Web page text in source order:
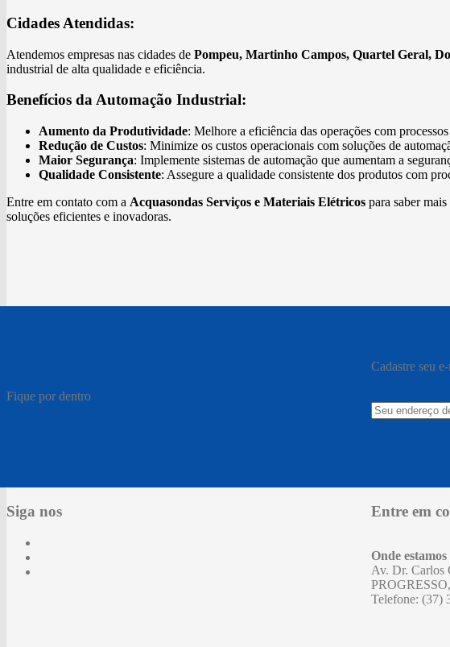
Cidades Atendidas:
Atendemos empresas nas cidades de Pompeu, Martinho Campos, Quartel Geral,
industrial de alta qualidade e eficiência.
Benefícios da Automação Industrial:
Aumento da Produtividade: Melhore a eficiência das operações com
Redução de Custos: Minimize os custos operacionais com soluções de
Maior Segurança: Implemente sistemas de automação que aumentam a
Qualidade Consistente: Assegure a qualidade consistente dos produtos com
Entre em contato com a Acquasondas Serviços e Materiais Elétricos para saber
soluções eficientes e inovadoras.
Fique por dentro
Cadastre seu
Siga nos Entre em
Onde estamos
Av. Dr. Carlos
Telefone: (37)